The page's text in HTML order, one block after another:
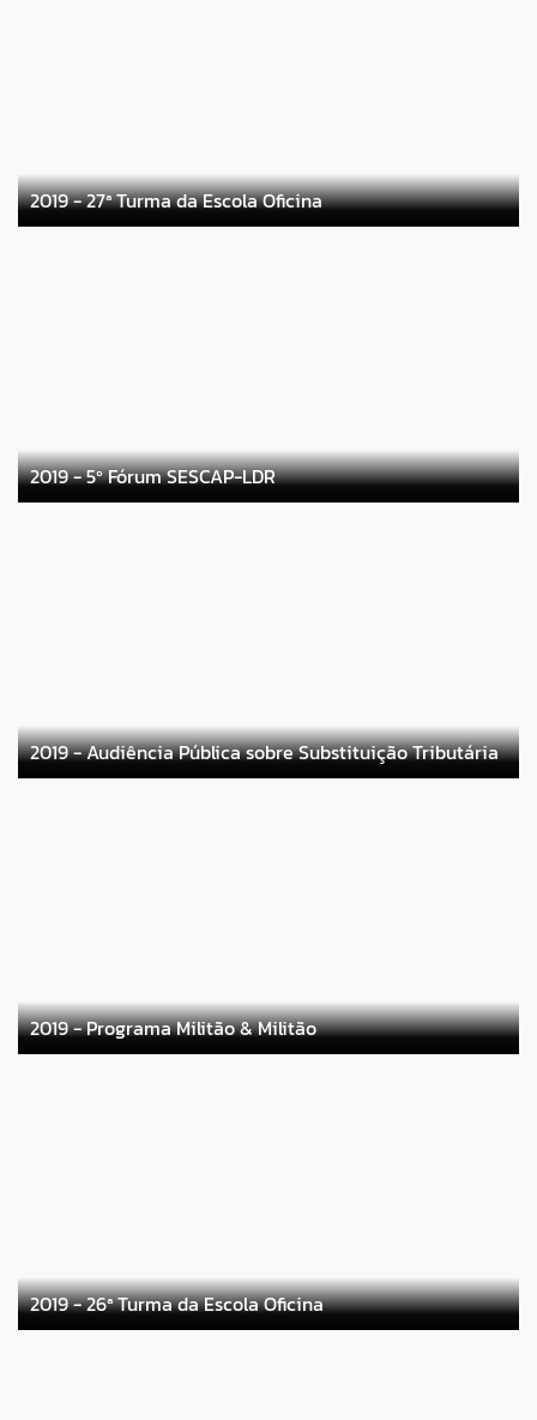
2019 - 27ª Turma da Escola Oficina
2019 - 5º Fórum SESCAP-LDR
2019 - Audiência Pública sobre Substituição Tributária
2019 - Programa Militão & Militão
2019 - 26ª Turma da Escola Oficina